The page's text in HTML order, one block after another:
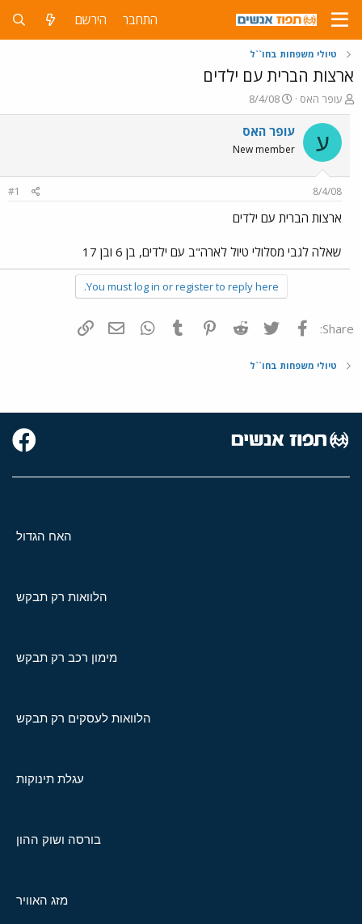
התחבר הירשם
טיולי משפחות בחו``ל
ארצות הברית עם ילדים
פ
ו
ת
ח
ה
ש
א
עופר האס
פ
ו
ר
ס
ם
ר
8/4/08
ע עופר האס
New member
8/4/08
#1
ארצות הברית עם ילדים
שאלה לגבי מסלולי טיול לארה"ב עם ילדים, בן 6 ובן 17
You must log in or register to reply here.
Share: פייסבוק Twitter
Reddit
Pinterest
Tumblr
WhatsAppדואר אלקטרוני
טיולי משפחות בחו``ל
האח הגדול
הלוואות רק תבקש
מימון רכב רק תבקש
הלוואות לעסקים רק תבקש
עגלת תינוקות
בורסה ושוק ההון
מזג האוויר